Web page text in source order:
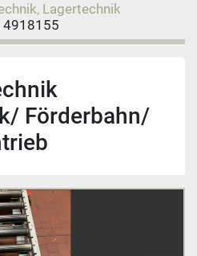
Lagertechnik
4918155
Förderbahn/